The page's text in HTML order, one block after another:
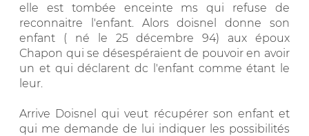
elle est tombée enceinte ms qui refuse de
reconnaitre l'enfant. Alors doisnel donne son
enfant ( né le 25 décembre 94) aux époux
Chapon qui se désespéraient de pouvoir en avoir
un et qui déclarent dc l'enfant comme étant le
leur.
Arrive Doisnel qui veut récupérer son enfant et
qui me demande de lui indiquer les possibilités